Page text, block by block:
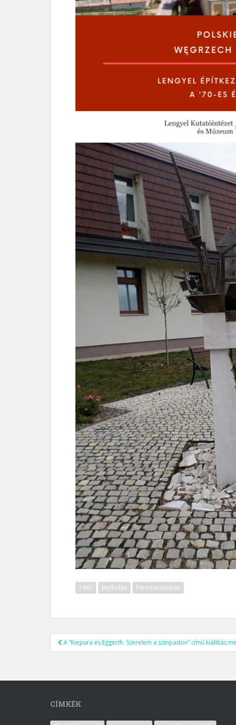
1985 Berhidán Peremartonban
Post navigation
A “Kiepura és Eggerth. Szerelem a színpadon” című kiállítás
CÍMKÉK